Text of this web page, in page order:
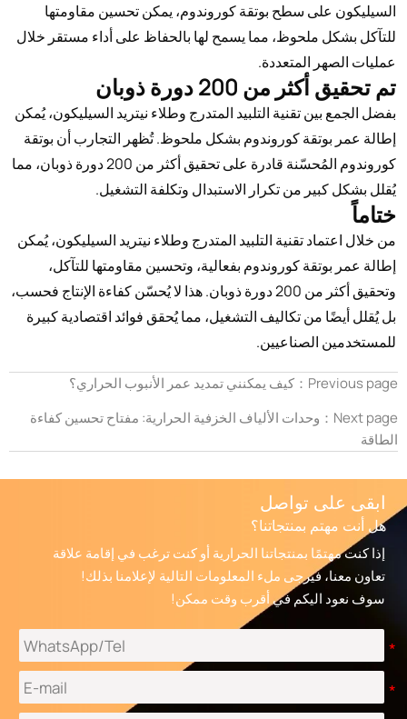
السيليكون على سطح بوتقة كوروندوم، يمكن تحسين مقاومتها
للتآكل بشكل ملحوظ، مما يسمح لها بالحفاظ على أداء مستقر خلال
عمليات الصهر المتعددة.
تم تحقيق أكثر من 200 دورة ذوبان
بفضل الجمع بين تقنية التلبيد المتدرج وطلاء نيتريد السيليكون، يُمكن
إطالة عمر بوتقة كوروندوم بشكل ملحوظ. تُظهر التجارب أن بوتقة
كوروندوم المُحسّنة قادرة على تحقيق أكثر من 200 دورة ذوبان، مما
يُقلل بشكل كبير من تكرار الاستبدال وتكلفة التشغيل.
ختاماً
من خلال اعتماد تقنية التلبيد المتدرج وطلاء نيتريد السيليكون، يُمكن
إطالة عمر بوتقة كوروندوم بفعالية، وتحسين مقاومتها للتآكل،
وتحقيق أكثر من 200 دورة ذوبان. هذا لا يُحسّن كفاءة الإنتاج فحسب،
بل يُقلل أيضًا من تكاليف التشغيل، مما يُحقق فوائد اقتصادية كبيرة
للمستخدمين الصناعيين.
Previous page：
كيف يمكنني تمديد عمر الأنبوب الحراري؟
Next page：
وحدات الألياف الخزفية الحرارية: مفتاح تحسين كفاءة
الطاقة
ابقى على تواصل
هل أنت مهتم بمنتجاتنا؟
إذا كنت مهتمًا بمنتجاتنا الحرارية أو كنت ترغب في إقامة علاقة
تعاون معنا، فيرجى ملء المعلومات التالية لإعلامنا بذلك!
سوف نعود اليكم في أقرب وقت ممكن!